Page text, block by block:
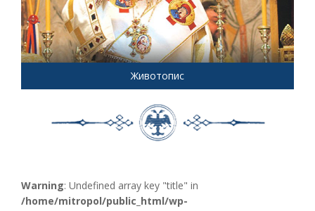
Животопис
Warning: Undefined array key "title" in
/home/mitropol/public_html/wp-